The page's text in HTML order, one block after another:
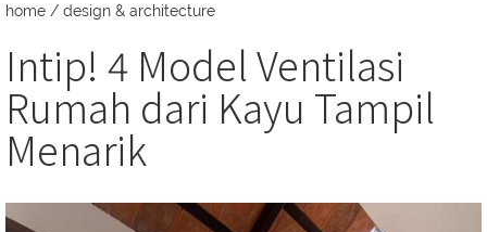
home / design & architecture
Intip! 4 Model Ventilasi
Rumah dari Kayu Tampil
Menarik